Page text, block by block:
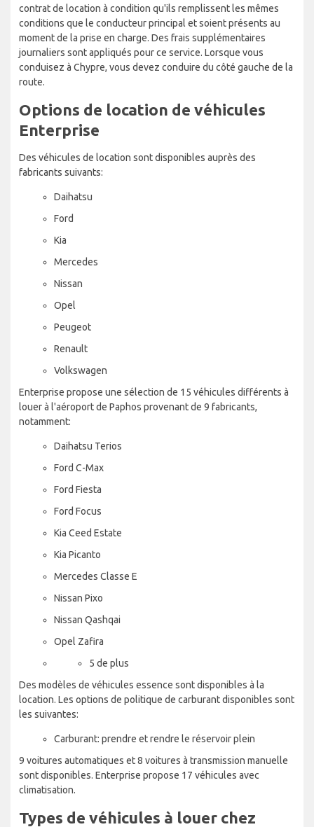
contrat de location à condition qu'ils remplissent les mêmes
conditions que le conducteur principal et soient présents au
moment de la prise en charge. Des frais supplémentaires
journaliers sont appliqués pour ce service. Lorsque vous
conduisez à Chypre, vous devez conduire du côté gauche de la
route.
Options de location de véhicules
Enterprise
Des véhicules de location sont disponibles auprès des
fabricants suivants:
Daihatsu
Ford
Kia
Mercedes
Nissan
Opel
Peugeot
Renault
Volkswagen
Enterprise propose une sélection de 15 véhicules différents à
louer à l'aéroport de Paphos provenant de 9 fabricants,
notamment:
Daihatsu Terios
Ford C-Max
Ford Fiesta
Ford Focus
Kia Ceed Estate
Kia Picanto
Mercedes Classe E
Nissan Pixo
Nissan Qashqai
Opel Zafira
5 de plus
Des modèles de véhicules essence sont disponibles à la
location. Les options de politique de carburant disponibles sont
les suivantes:
Carburant: prendre et rendre le réservoir plein
9 voitures automatiques et 8 voitures à transmission manuelle
sont disponibles. Enterprise propose 17 véhicules avec
climatisation.
Types de véhicules à louer chez